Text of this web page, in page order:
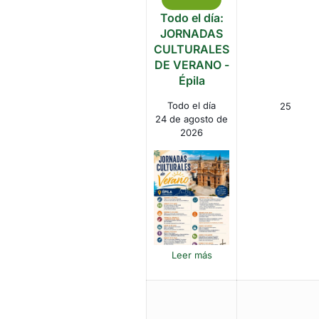
de
2026
Todo el día:
JORNADAS
CULTURALES
DE VERANO -
Épila
Todo el día
24 de agosto de
2026
Leer más
25